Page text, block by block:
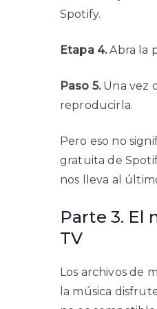
Spotify.
Etapa 4.Abra la
Paso 5.Una vez
reproducirla.
Pero eso no
gratuita de
nos lleva al
Parte 3. El
TV
Los archivos de
la música